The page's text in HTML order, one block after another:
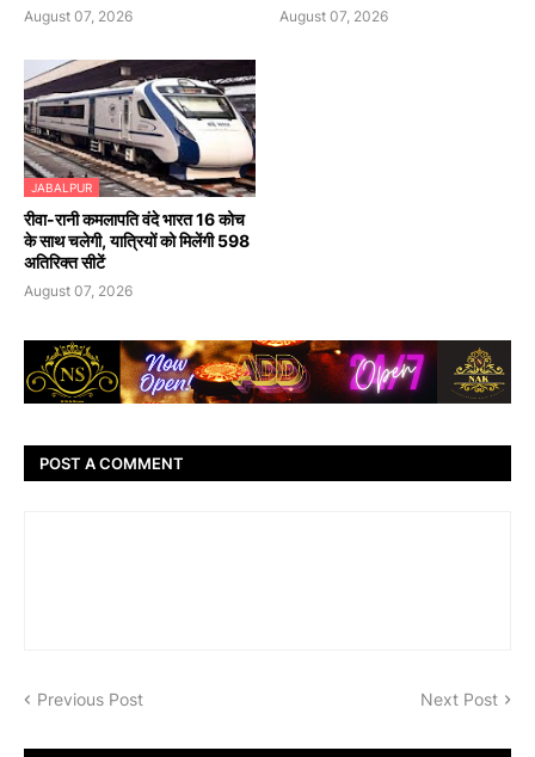
August 07, 2026 August 07, 2026
JABALPUR
रीवा-रानी कमलापति वंदे भारत 16 कोच
के साथ चलेगी, यात्रियों को मिलेंगी 598
अतिरिक्त सीटें
August 07, 2026
POST A COMMENT
Previous Post Next Post